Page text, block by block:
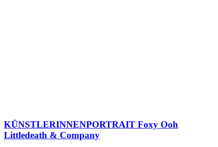
KÜNSTLERINNENPORTRAIT Foxy Ooh
Littledeath & Company